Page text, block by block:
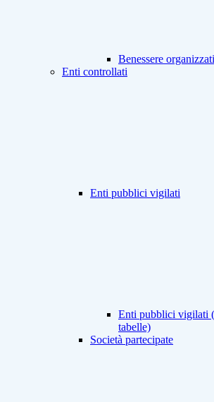
Benessere
Enti controllati
Enti pubblici vigilati
Enti pubblici vigilati
tabelle)
Società partecipate